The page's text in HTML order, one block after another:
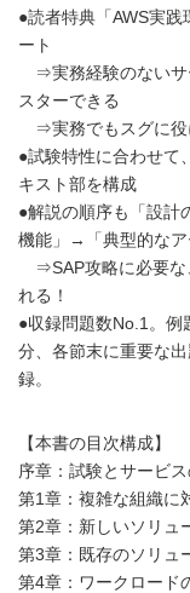
●読者特典「AWS実
ート
⇒実務経験のないサ
スターできる
⇒実務でもスグに役
●試験特性に合わせ
キスト部を構成
●解説の順序も「設計
機能」→「典型的なア
⇒SAP攻略に必要な
れる！
●収録問題数No.1。例
分、各節末に重要な
録。
【本書の目次構成】
序章：試験とサービ
第1章：複雑な組織に
第2章：新しいソリュ
第3章：既存のソリュ
第4章：ワークロード